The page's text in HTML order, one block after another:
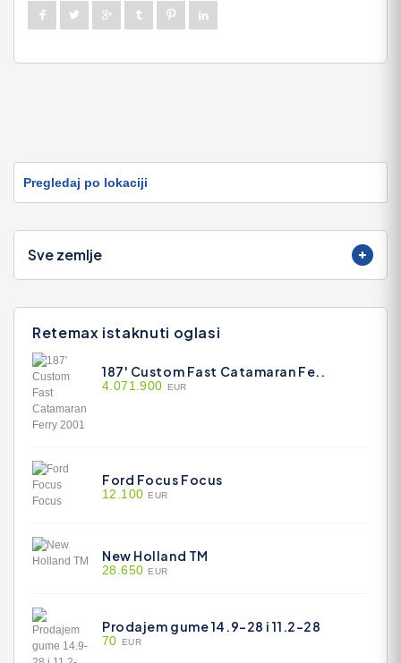
Pregledaj po lokaciji
Sve zemlje
Retemax istaknuti oglasi
187' Custom Fast Catamaran Fe..
4.071.900 EUR
Ford Focus Focus
12.100 EUR
New Holland TM
28.650 EUR
Prodajem gume 14.9-28 i 11.2-28
70 EUR